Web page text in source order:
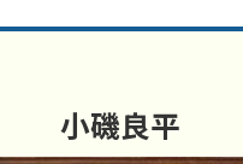
小磯良平